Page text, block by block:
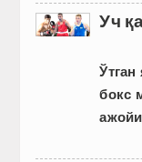
Уч
Ўтган
бокс